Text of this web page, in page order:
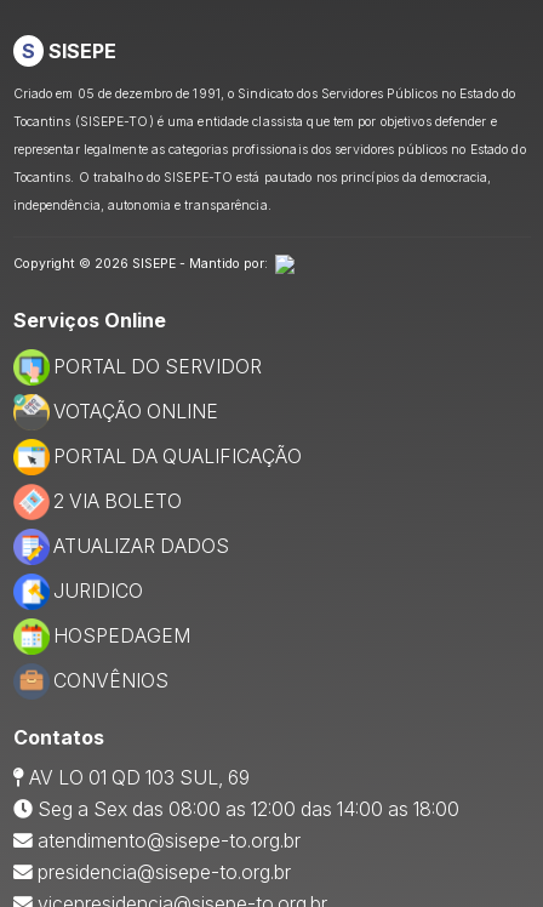
S SISEPE
Criado em 05 de dezembro de 1991, o Sindicato dos Servidores Públicos no Estado do
Tocantins (SISEPE-TO) é uma entidade classista que tem por objetivos defender e
representar legalmente as categorias profissionais dos servidores públicos no Estado do
Tocantins. O trabalho do SISEPE-TO está pautado nos princípios da democracia,
independência, autonomia e transparência.
Copyright © 2026 SISEPE - Mantido por:
Serviços Online
PORTAL DO SERVIDOR
VOTAÇÃO ONLINE
PORTAL DA QUALIFICAÇÃO
2 VIA BOLETO
ATUALIZAR DADOS
JURIDICO
HOSPEDAGEM
CONVÊNIOS
Contatos
AV LO 01 QD 103 SUL, 69
Seg a Sex das 08:00 as 12:00 das 14:00 as 18:00
atendimento@sisepe-to.org.br
presidencia@sisepe-to.org.br